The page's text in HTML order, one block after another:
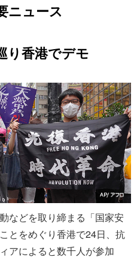
ニュース
り香港でデモ
などを取り締まる「国家安
とをめぐり香港で24日、抗
アによると数千人が参加